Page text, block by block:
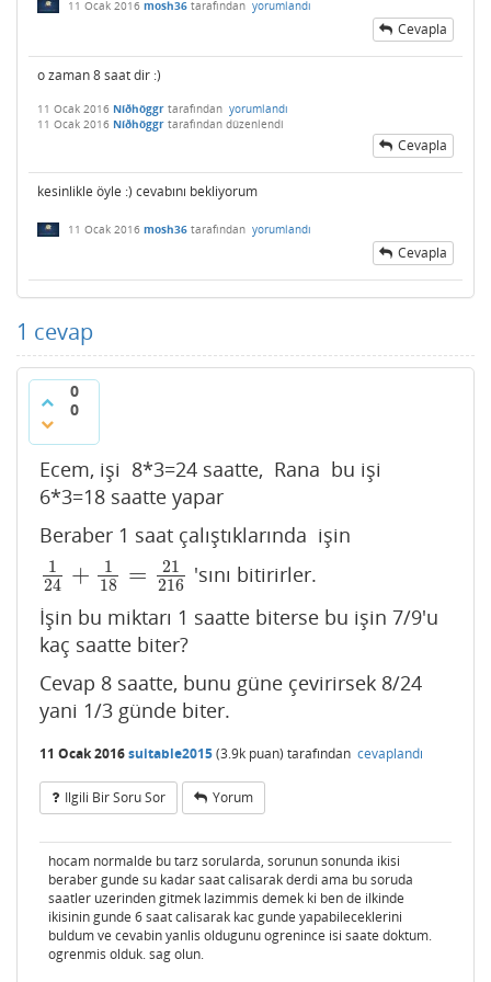
11 Ocak 2016 mosh36 tarafından yorumlandı
Cevapla
o zaman 8 saat dir :)
11 Ocak 2016 Níðhöggr tarafından yorumlandı
11 Ocak 2016 Níðhöggr tarafından düzenlendi
Cevapla
kesinlikle öyle :) cevabını bekliyorum
11 Ocak 2016 mosh36 tarafından yorumlandı
Cevapla
1 cevap
0
0
Ecem, işi 8*3=24 saatte, Rana bu işi
6*3=18 saatte yapar
Beraber 1 saat çalıştıklarında işin
1
24 +
1
18
=
21
216
124 +1 18= 21 216 'sını bitirirler.
İşin bu miktarı 1 saatte biterse bu işin 7/9'u
kaç saatte biter?
Cevap 8 saatte, bunu güne çevirirsek 8/24
yani 1/3 günde biter.
11 Ocak 2016suitable2015(3.9k puan) tarafından cevaplandı
Ilgili Bir Soru Sor Yorum
hocam normalde bu tarz sorularda, sorunun sonunda ikisi
beraber gunde su kadar saat calisarak derdi ama bu soruda
saatler uzerinden gitmek lazimmis demek ki ben de ilkinde
ikisinin gunde 6 saat calisarak kac gunde yapabileceklerini
buldum ve cevabin yanlis oldugunu ogrenince isi saate doktum.
ogrenmis olduk. sag olun.